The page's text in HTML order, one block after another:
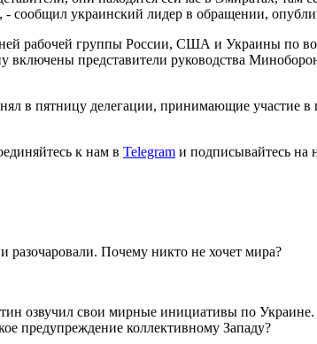
сообщил украинский лидер в обращении,
рабочей группы России, США и Украины по
представители руководства
в пятницу делегации, принимающие участие
к нам в Telegram и подписывайтесь на
разочаровали. Почему никто не хочет мира?
озвучил свои мирные инициативы по
предупреждение коллективному Западу?